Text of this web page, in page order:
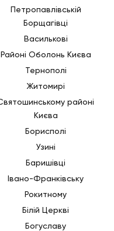
Петропавлівській
Борщагівці
Василькові
Районі Оболонь Києва
Тернополі
Житомирі
районі
Києва
Борисполі
Узині
Баришівці
Івано-Франківську
Рокитному
Білій Церкві
Богуславу